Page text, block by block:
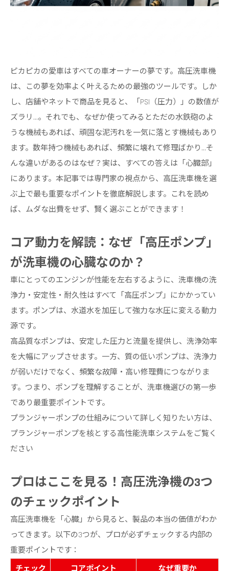
ピカピカの愛車はすべての車オーナーの夢です。高圧洗車機
は、この夢を効率よく叶えるための最強のツールです。しか
し、店舗やネットで商品を見ると、「PSI（圧力）」の数値が
ズラリ…。それでも、なぜか使ってみるとただの水鉄砲のよ
うな機械もあれば、頑固な泥汚れを一気に落とす機械もあり
ます。数年持つ機械もあれば、頻繁に壊れて修理ばかり…そ
んな違いがあるのはなぜ？実は、すべての答えは「心臓部」
にあります。本記事では専門家の視点から、高圧洗車機を選
ぶ上で最も重要なポイントを徹底解説します。これを読め
ば、ムダな出費をせず、賢く選ぶことができます！
コア動力を解読：なぜ「高圧ポンプ」
が洗車機の心臓なのか？
車にとってのエンジンが性能を左右するように、洗車機の洗
浄力・安定性・耐久性はすべて「高圧ポンプ」にかかってい
ます。ポンプは、水道水を加圧して強力な水圧に変える動力
源です。
高品質なポンプは、安定した圧力と流量を提供し、洗浄効率
を大幅にアップさせます。一方、質の低いポンプは、洗浄力
が弱いだけでなく、頻繁な故障・高い修理費につながりま
す。つまり、ポンプを理解することが、洗車機選びの第一歩
であり最重要ポイントです。
プランジャーポンプの仕組みについて詳しく知りたい方は、
プランジャーポンプを核とする高性能洗車システムをご覧く
ださい
プロはここを見る！高圧洗浄機の3つ
のチェックポイント
高圧洗車機を「心臓」から見ると、製品の本当の価値がわか
ってきます。以下の3つが、プロが必ずチェックする内部の
重要ポイントです：
チェック
コアポイント なぜ重要か